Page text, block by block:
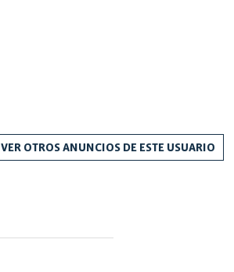
VER OTROS ANUNCIOS DE ESTE USUARIO